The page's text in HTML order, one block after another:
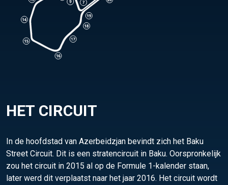
HET CIRCUIT
In de hoofdstad van Azerbeidzjan bevindt zich het Baku
Street Circuit. Dit is een stratencircuit in Baku. Oorspronkelijk
zou het circuit in 2015 al op de Formule 1-kalender staan,
later werd dit verplaatst naar het jaar 2016. Het circuit wordt